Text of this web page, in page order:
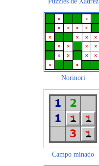
Norinori
Campo minado